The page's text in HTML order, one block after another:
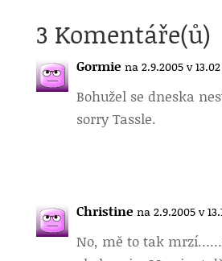
3 Komentáře(ů)
Gormie na 2.9.2005 v 13.02
Bohužel se dneska
sorry Tassle.
Christine na 2.9.2005 v
No, mě to tak mrzí…